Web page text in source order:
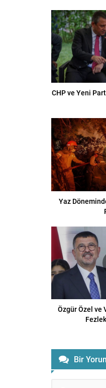
CHP ve Yeni
Yaz
Özgür Özel ve
Bir